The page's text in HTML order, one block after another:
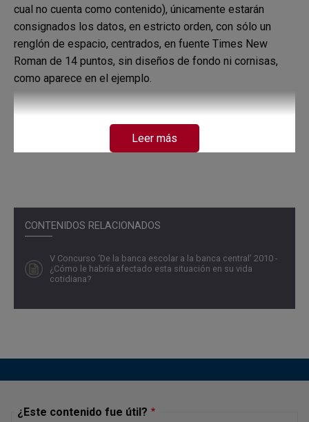
CONTENIDOS RELACIONADOS
V Concurso ‘De la banca escolar a la banca central’ 2010 -
¿Cómo le habría afectado esta situación en su vida
cotidiana?
cual no cuenta como contenido), únicamente estarán
consignados los datos, en estricto orden, con sólo un
renglón de espacio, centrados, en fuente Times New
Roman de 14 puntos, sin diseños de fondo ni cornisas,
como aparece en el ejemplo.
Todas las citas bibliográficas deben ser referenciadas
(tanto las de textos impresos como las tomadas de
Si se entrega en físico, el ensayo debe ser empacado en
tipo de cubierta.
Departamento de Comunicación Institucional del Banco de
por correo electrónico aconcursobanca@banrep.gov.co
Si usted decide enviar el ensayo por correo electrónico
Leer más
¿Este contenido fue útil?